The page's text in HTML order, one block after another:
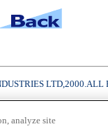
LTD,2000.ALL
analyze site